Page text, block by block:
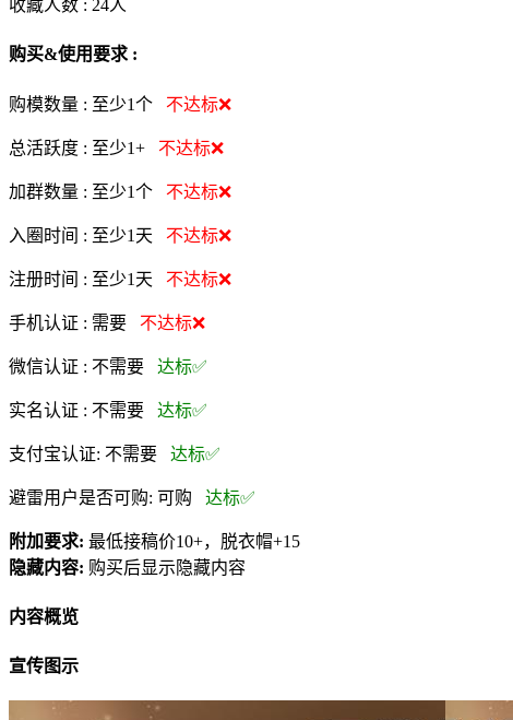
收藏人数 : 24人
购买&使用要求 :
购模数量 : 至少1个 不达标❌
总活跃度 : 至少1+ 不达标❌
加群数量 : 至少1个 不达标❌
入圈时间 : 至少1天 不达标❌
注册时间 : 至少1天 不达标❌
手机认证 : 需要 不达标❌
微信认证 : 不需要 达标✅
实名认证 : 不需要 达标✅
支付宝认证: 不需要 达标✅
避雷用户是否可购: 可购 达标✅
附加要求: 最低接稿价10+，脱衣帽+15
隐藏内容: 购买后显示隐藏内容
内容概览
宣传图示